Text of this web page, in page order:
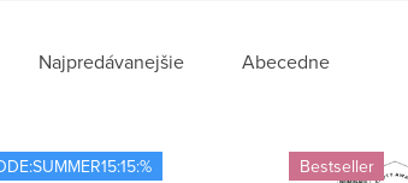
Najpredávanejšie Abecedne
Bestseller